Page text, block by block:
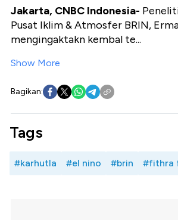
Jakarta, CNBC Indonesia-
Pusat Iklim & Atmosfer BRIN,
mengingaktakn kembal te...
Show More
Bagikan:
Tags
#karhutla #el nino #brin #fithra